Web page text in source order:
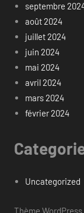
septembre
août 2024
juillet 2024
juin 2024
mai 2024
avril 2024
mars 2024
février 2024
Uncategorized
Thème